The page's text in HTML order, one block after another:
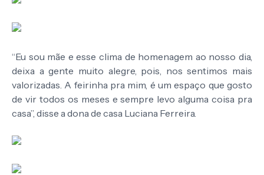
“Eu sou mãe e esse clima de homenagem ao nosso dia,
deixa a gente muito alegre, pois, nos sentimos mais
valorizadas. A feirinha pra mim, é um espaço que gosto
de vir todos os meses e sempre levo alguma coisa pra
casa”, disse a dona de casa Luciana Ferreira.